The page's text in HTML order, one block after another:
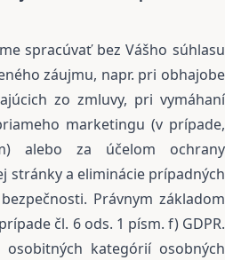
spracúvať bez Vášho súhlasu
záujmu, napr. pri obhajobe
zo zmluvy, pri vymáhaní
marketingu (v prípade,
alebo za účelom ochrany
stránky a eliminácie prípadných
Právnym základom
čl. 6 ods. 1 písm. f) GDPR.
osobitných kategórií osobných